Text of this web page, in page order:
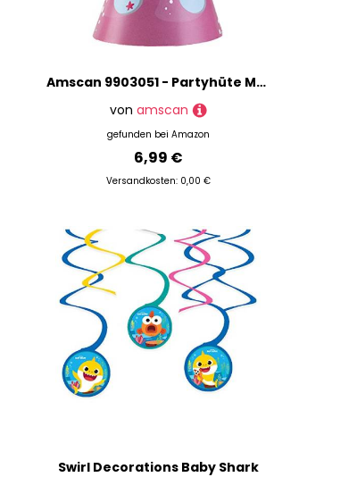
Amscan 9903051 - Partyhüte Meerjungfrau, 8 Stück, Größe 16 cm, mit Gummiband, Papierhut, Hut, Kappe, Accessoire, Be a Mermaid, Seepferd, Kinderparty, Geburtstag, Karneval
von amscan
gefunden bei Amazon
6,99 €
Versandkosten: 0,00 €
Swirl Decorations Baby Shark